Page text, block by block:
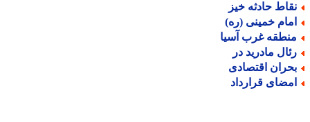
حادثه خیز
خمینی (ره)
غرب آسیا
مادرید در
اقتصادی
قرارداد